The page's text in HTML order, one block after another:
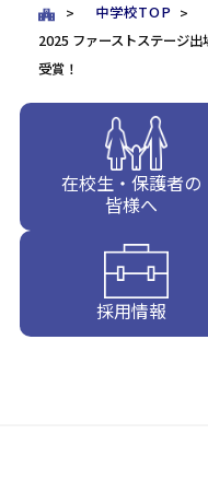
中学校TOP
2025 ファーストステージ
受賞！
在校生・保護者の
皆様へ
採用情報